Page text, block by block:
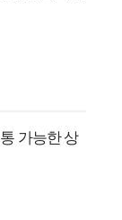
가능한 상